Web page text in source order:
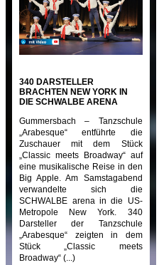
340 DARSTELLER
BRACHTEN NEW YORK IN
DIE SCHWALBE ARENA
Gummersbach – Tanzschule
„Arabesque“ entführte die
Zuschauer mit dem Stück
„Classic meets Broadway“ auf
eine musikalische Reise in den
Big Apple. Am Samstagabend
verwandelte sich die
SCHWALBE arena in die US-
Metropole New York. 340
Darsteller der Tanzschule
„Arabesque“ zeigten in dem
Stück „Classic meets
Broadway“ (...)